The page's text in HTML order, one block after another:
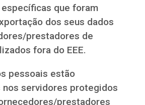
que foram
dos seus dados
prestadores de
fora do EEE.
pessoais estão
nos servidores protegidos
prestadores